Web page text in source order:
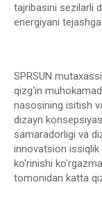
tajribasini sezilarli
energiyani
SPRSUN
qizg‘in
nasosining isitish
dizayn
samaradorligi va
innovatsion
ko'rinishi
tomonidan katta